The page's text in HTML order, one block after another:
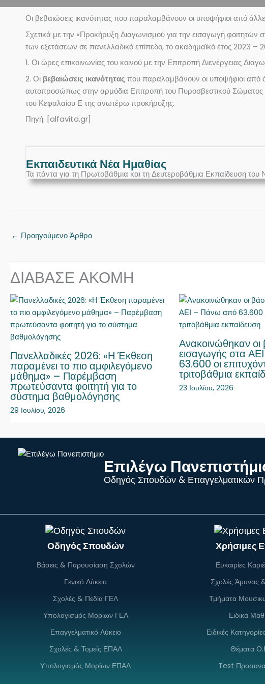
Οι βεβαιώσεις ικανότητας που παραλαμβάνουν οι υποψήφιοι από
Σχετικά με την «Προκήρυξη Διαγωνισμού για την εισαγωγή
των εξετάσεων σε πανελλαδικό επίπεδο, το ακαδημαϊκό έτος 2023 –
1. Οι ώρες επικοινωνίας του κοινού με την Επιτροπή Διενέργειας
2. Οι βεβαιώσεις ικανότητας που παραλαμβάνουν οι υποψήφιοι από
αυτοπροσώπως στην αρμόδια Επιτροπή του Πυροσβεστικού
του Κεφαλαίου Ε της ανωτέρω προκήρυξης.
Πηγή: [alfavita.gr]
Εκπαιδευτικά Νέα Ημαθίας
Τα πάντα για τη Πρωτοβάθμια και τη Δευτεροβάθμια Εκπαίδευση του
← Προηγούμενο Άρθρο
ΔΙΑΒΑΣΕ ΑΚΟΜΗ
Πανελλαδικές 2026: «Η Έκθεση
παραμένει το πιο αμφιλεγόμενο
μάθημα» – Παρέμβαση
πρωτεύσαντα φοιτητή για το
σύστημα βαθμολόγησης
29 Ιουλίου, 2026
Ανακοινώθηκαν οι
εισαγωγής στα
63.600 οι
τριτοβάθμια
23 Ιουλίου, 2026
Επιλέγω
Οδηγός Σπουδών & Επαγγελματικών
Οδηγός Σπουδών
Βάσεις & Παρουσίαση Σχολών
Γενικό Λύκειο
Σχολές & Πεδία ΓΕΛ
Υπολογισμός Μορίων ΓΕΛ
Επαγγελματικό Λύκειο
Σχολές & Τομείς ΕΠΑΛ
Υπολογισμός Μορίων ΕΠΑΛ
Χρήσιμες
Ευκαιρίες
Σχολές Άμυνας
Τμήματα
Ειδικά
Ειδικές
Θέματα
Test